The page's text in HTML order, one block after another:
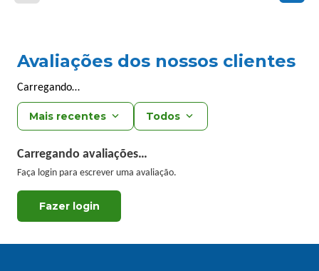
Avaliações dos nossos clientes
Carregando…
Faça login para escrever uma avaliação.
Mais recentes Todos
Carregando avaliações…